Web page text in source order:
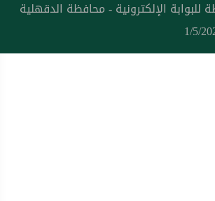
الإلكترونية - محافظة الدقهلية